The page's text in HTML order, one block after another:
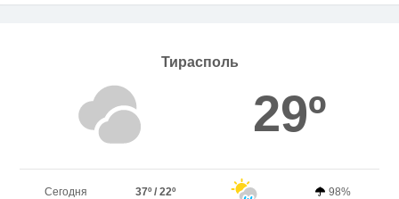
Тирасполь
29º
Сегодня 37º / 22º 98%